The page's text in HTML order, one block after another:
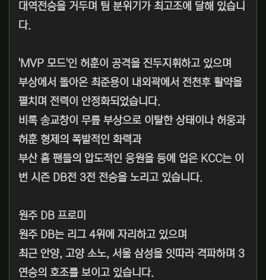
대역전승을 거두며 팀 분위기가 최고조에 달해 있습니
다.
'MVP 모드'인 허훈이 공격을 진두지휘하고 있으며
부상에서 돌아온 최준용이 내외곽에서 전천후 활약을
펼치며 전력이 안정화되었습니다.
비록 송교창이 무릎 부상으로 이탈한 상태이나 허웅과
허훈 형제의 폭발적인 화력과
부산 홈 팬들의 압도적인 응원을 등에 업은 KCC는 이
번 시즌 DB전 3전 전승을 노리고 있습니다.
원주 DB 프로미
원주 DB는 리그 4위에 자리하고 있으며
최근 안양, 고양 소노, 서울 삼성을 잇따라 격파하며 3
연승의 호조를 보이고 있습니다.